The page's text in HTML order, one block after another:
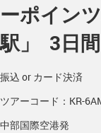
ーポイン
駅」 3日
振込 or カード決済
ツアーコード：KR-
中部国際空港発